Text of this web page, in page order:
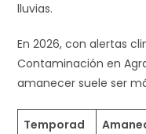
lluvias.​
En 2026, con alertas
Contaminación en
amanecer suele ser
Temporad